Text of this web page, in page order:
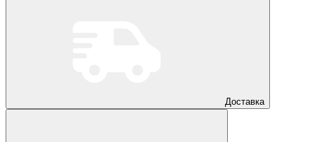
Доставка